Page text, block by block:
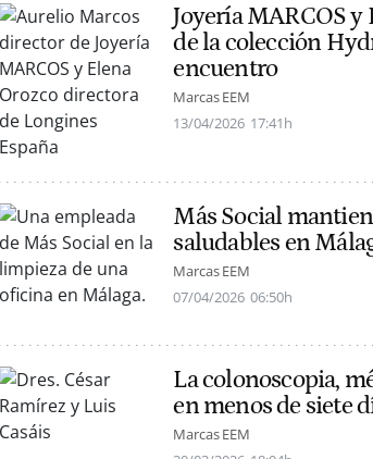
Joyería MARCOS
de la colección
encuentro
Marcas EEM
13/04/2026 17:41h
Más Social
saludables en
Marcas EEM
07/04/2026 06:50h
La colonoscopia,
en menos de siete
Marcas EEM